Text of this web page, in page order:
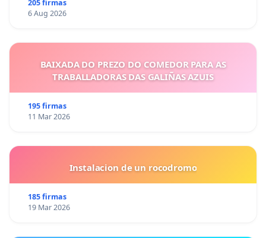
205 firmas
6 Aug 2026
BAIXADA DO PREZO DO COMEDOR PARA AS
TRABALLADORAS DAS GALIÑAS AZUIS
195 firmas
11 Mar 2026
Instalacion de un rocodromo
185 firmas
19 Mar 2026